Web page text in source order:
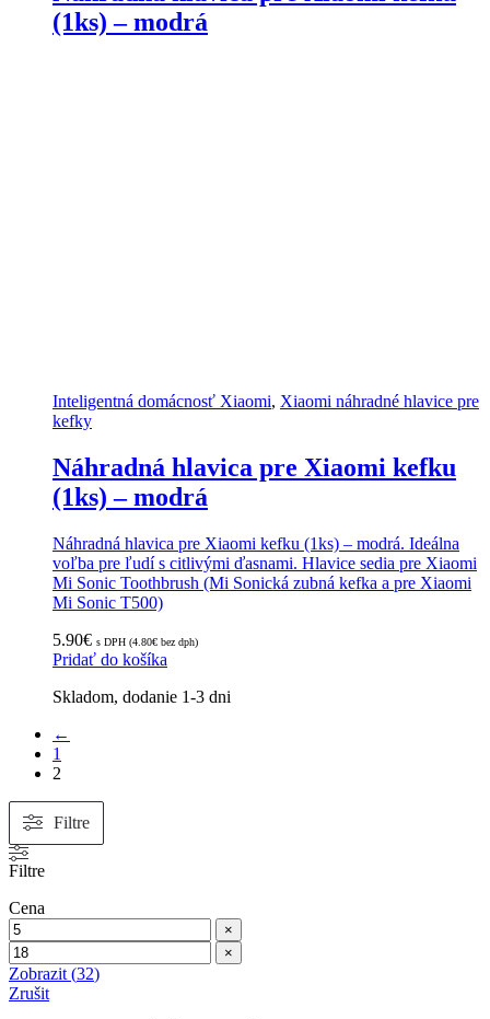
(1ks) – modrá
Inteligentná domácnosť Xiaomi, Xiaomi náhradné hlavice pre
kefky
Náhradná hlavica pre Xiaomi kefku
(1ks) – modrá
Náhradná hlavica pre Xiaomi kefku (1ks) – modrá. Ideálna
voľba pre ľudí s citlivými ďasnami. Hlavice sedia pre Xiaomi
Mi Sonic Toothbrush (Mi Sonická zubná kefka a pre Xiaomi
Mi Sonic T500)
5.90€ s DPH (4.80€ bez dph)
Pridať do košíka
Skladom, dodanie 1-3 dni
Zoradené
podľa
popularity
←
1
2
Filtre
Filtre
Cena
×
×
Zobrazit (32)
Zrušit